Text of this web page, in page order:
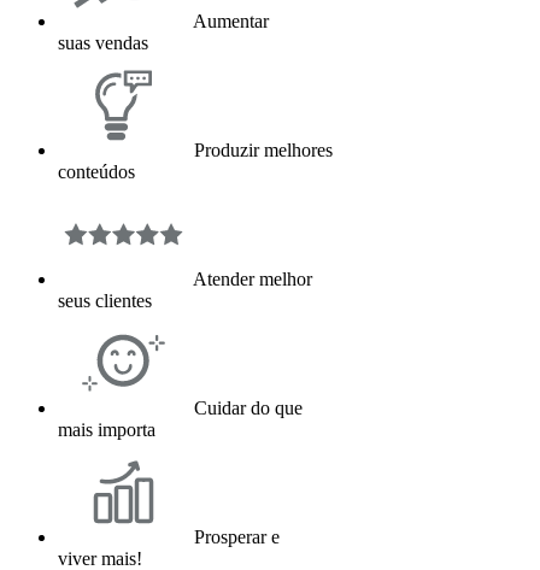
Aumentar
suas vendas
Produzir melhores
conteúdos
Atender melhor
seus clientes
Cuidar do que
mais importa
Prosperar e
viver mais!